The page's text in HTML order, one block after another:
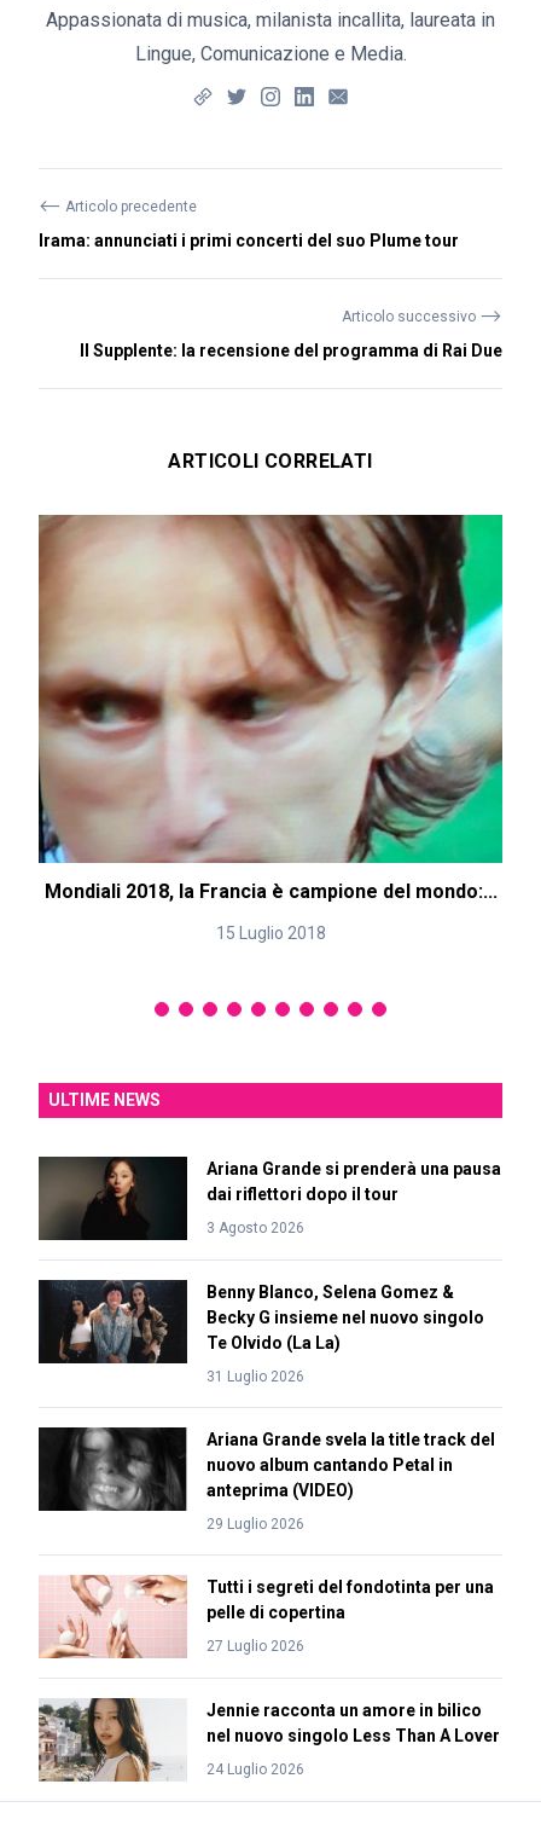
Appassionata di musica, milanista incallita, laureata in
Lingue, Comunicazione e Media.
⟵ Articolo precedente
Irama: annunciati i primi concerti del suo Plume tour
Articolo successivo ⟶
Il Supplente: la recensione del programma di Rai Due
ARTICOLI CORRELATI
Mondiali 2018, la Francia è campione del mondo:...
15 Luglio 2018
ULTIME NEWS
Ariana Grande si prenderà una pausa
dai riflettori dopo il tour
3 Agosto 2026
Benny Blanco, Selena Gomez &
Becky G insieme nel nuovo singolo
Te Olvido (La La)
31 Luglio 2026
Ariana Grande svela la title track del
nuovo album cantando Petal in
anteprima (VIDEO)
29 Luglio 2026
Tutti i segreti del fondotinta per una
pelle di copertina
27 Luglio 2026
Jennie racconta un amore in bilico
nel nuovo singolo Less Than A Lover
24 Luglio 2026